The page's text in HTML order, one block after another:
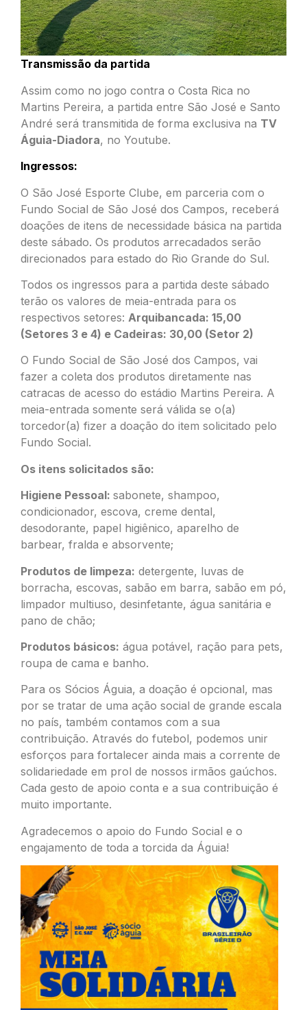
Transmissão da partida
Assim como no jogo contra o Costa Rica no
Martins Pereira, a partida entre São José e Santo
André será transmitida de forma exclusiva na TV
Águia-Diadora, no Youtube.
Ingressos:
O São José Esporte Clube, em parceria com o
Fundo Social de São José dos Campos, receberá
doações de itens de necessidade básica na partida
deste sábado. Os produtos arrecadados serão
direcionados para estado do Rio Grande do Sul.
Todos os ingressos para a partida deste sábado
terão os valores de meia-entrada para os
respectivos setores: Arquibancada: 15,00
(Setores 3 e 4) e Cadeiras: 30,00 (Setor 2)
O Fundo Social de São José dos Campos, vai
fazer a coleta dos produtos diretamente nas
catracas de acesso do estádio Martins Pereira. A
meia-entrada somente será válida se o(a)
torcedor(a) fizer a doação do item solicitado pelo
Fundo Social.
Os itens solicitados são:
Higiene Pessoal: sabonete, shampoo,
condicionador, escova, creme dental,
desodorante, papel higiênico, aparelho de
barbear, fralda e absorvente;
Produtos de limpeza: detergente, luvas de
borracha, escovas, sabão em barra, sabão em pó,
limpador multiuso, desinfetante, água sanitária e
pano de chão;
Produtos básicos: água potável, ração para pets,
roupa de cama e banho.
Para os Sócios Águia, a doação é opcional, mas
por se tratar de uma ação social de grande escala
no país, também contamos com a sua
contribuição. Através do futebol, podemos unir
esforços para fortalecer ainda mais a corrente de
solidariedade em prol de nossos irmãos gaúchos.
Cada gesto de apoio conta e a sua contribuição é
muito importante.
Agradecemos o apoio do Fundo Social e o
engajamento de toda a torcida da Águia!